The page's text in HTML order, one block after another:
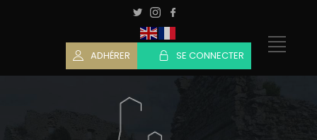
SE CONNECTER
ADHÉRER